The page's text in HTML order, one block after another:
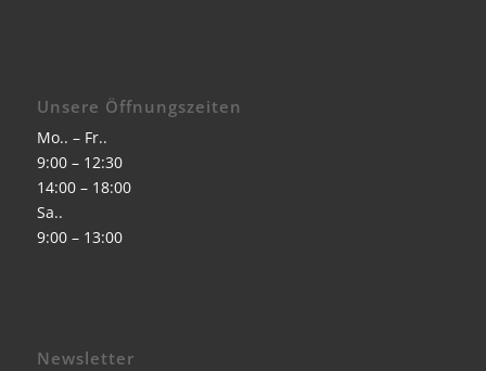
Unsere Öffnungszeiten
Mo.. – Fr..
9:00 – 12:30
14:00 – 18:00
Sa..
9:00 – 13:00
Newsletter